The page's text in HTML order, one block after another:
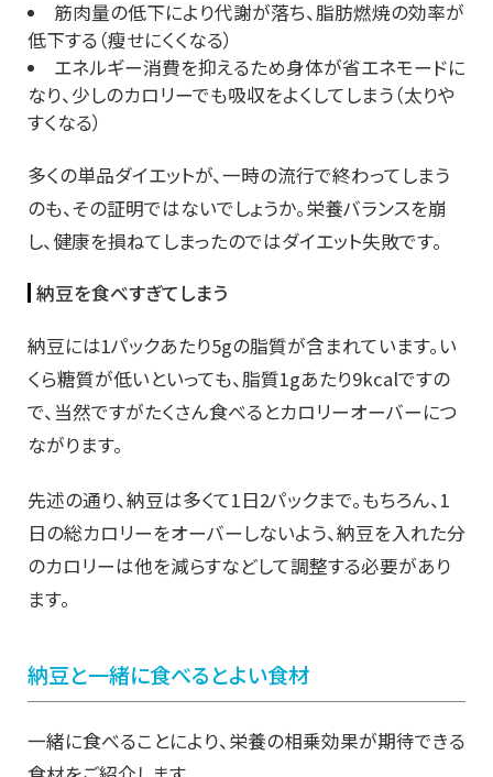
筋肉量の低下により代謝が落ち、脂肪燃焼の効率が
低下する（瘦せにくくなる）
エネルギー消費を抑えるため身体が省エネモードに
なり、少しのカロリーでも吸収をよくしてしまう（太りや
すくなる）
多くの単品ダイエットが、一時の流行で終わってしまう
のも、その証明ではないでしょうか。栄養バランスを崩
し、健康を損ねてしまったのではダイエット失敗です。
納豆を食べすぎてしまう
納豆には1パックあたり5gの脂質が含まれています。い
くら糖質が低いといっても、脂質1gあたり9kcalですの
で、当然ですがたくさん食べるとカロリーオーバーにつ
ながります。
先述の通り、納豆は多くて1日2パックまで。もちろん、1
日の総カロリーをオーバーしないよう、納豆を入れた分
のカロリーは他を減らすなどして調整する必要があり
ます。
納豆と一緒に食べるとよい食材
一緒に食べることにより、栄養の相乗効果が期待できる